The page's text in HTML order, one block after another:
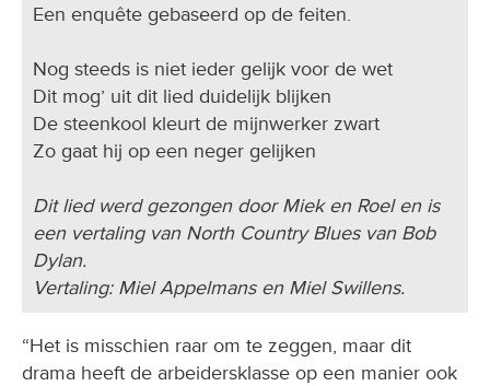
Een enquête gebaseerd op de feiten.
Nog steeds is niet ieder gelijk voor de wet
Dit mog’ uit dit lied duidelijk blijken
De steenkool kleurt de mijnwerker zwart
Zo gaat hij op een neger gelijken
Dit lied werd gezongen door Miek en Roel en is
een vertaling van North Country Blues van Bob
Dylan.
Vertaling: Miel Appelmans en Miel Swillens.
“Het is misschien raar om te zeggen, maar dit
drama heeft de arbeidersklasse op een manier ook